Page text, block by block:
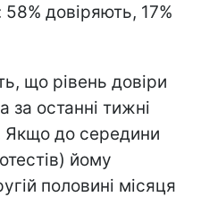
довіряють, 17%
що рівень довіри
останні тижні
Якщо до середини
йому
половині місяця